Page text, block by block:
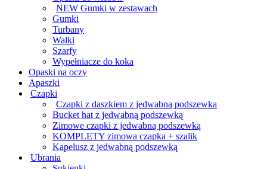
NEW Gumki w zestawach
Gumki
Turbany
Wałki
Szarfy
Wypełniacze do koka
Opaski na oczy
Apaszki
Czapki
Czapki z daszkiem z jedwabną podszewka
Bucket hat z jedwabną podszewką
Zimowe czapki z jedwabną podszewką
KOMPLETY zimowa czapka + szalik
Kapelusz z jedwabną podszewką
Ubrania